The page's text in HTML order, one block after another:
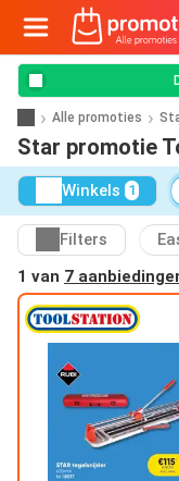
Alle promoties
Star promotie
Winkels 1
Filters
1 van 7